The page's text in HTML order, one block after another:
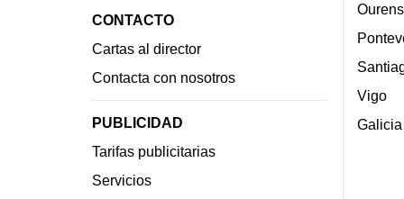
CONTACTO
Cartas al director
Contacta con nosotros
PUBLICIDAD
Tarifas publicitarias
Servicios
Vigo